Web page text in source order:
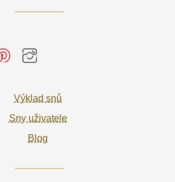
Výklad snů
Sny uživatele
Blog